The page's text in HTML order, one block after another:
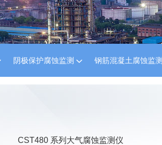
阴极保护腐蚀监测 钢筋混凝土腐蚀监测
CST480 系列大气腐蚀监测仪